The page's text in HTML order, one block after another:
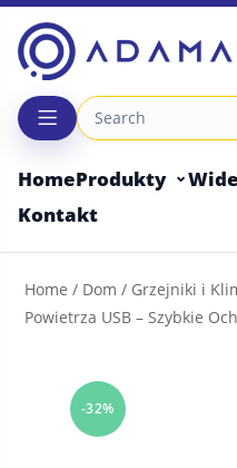
Skip
content
HomeProdukty
Kontakt
Home / Dom / Grzejniki i
Powietrza USB – Szybkie
-32%